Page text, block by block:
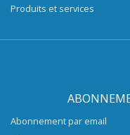
Produits et services
Abonnement par email